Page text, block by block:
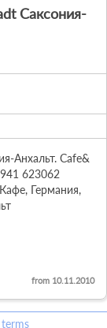
Саксония-
Анхальт. Cafe&
623062
Германия,
from 10.11.2010